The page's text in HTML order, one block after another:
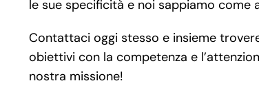
le sue specificità e noi sappiamo come
Contattaci oggi stesso e insieme
obiettivi con la competenza e
nostra missione!